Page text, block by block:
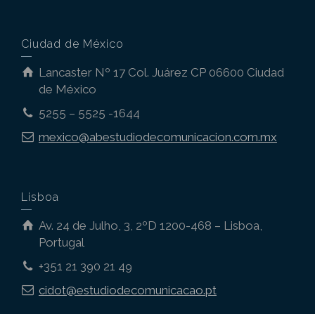
Ciudad de México
Lancaster Nº 17 Col. Juárez CP 06600 Ciudad
de México
5255 – 5525 -1644
mexico@abestudiodecomunicacion.com.mx
Lisboa
Av. 24 de Julho, 3, 2ºD 1200-468 – Lisboa,
Portugal
+351 21 390 21 49
cidot@estudiodecomunicacao.pt